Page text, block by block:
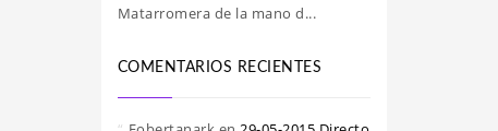
Matarromera de la mano d...
COMENTARIOS RECIENTES